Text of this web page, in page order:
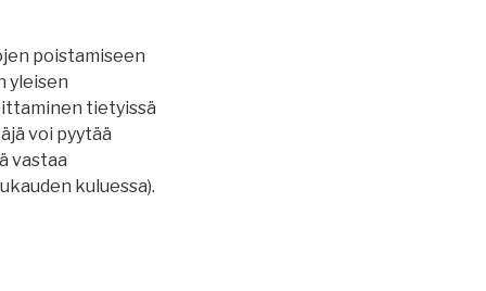
poistamiseen
yleisen
tietyissä
voi pyytää
vastaa
kuluessa).